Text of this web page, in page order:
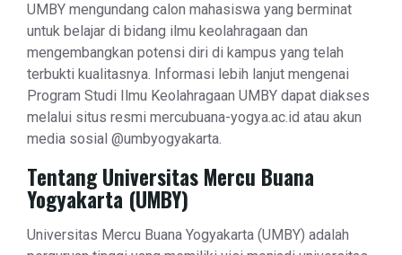
UMBY mengundang calon mahasiswa yang berminat
untuk belajar di bidang ilmu keolahragaan dan
mengembangkan potensi diri di kampus yang telah
terbukti kualitasnya. Informasi lebih lanjut mengenai
Program Studi Ilmu Keolahragaan UMBY dapat diakses
melalui situs resmi mercubuana-yogya.ac.id atau akun
media sosial @umbyogyakarta.
Tentang Universitas Mercu Buana
Yogyakarta (UMBY)
Universitas Mercu Buana Yogyakarta (UMBY) adalah